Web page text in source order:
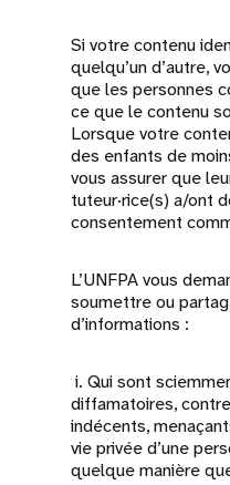
Si votre contenu
quelqu’un d’autre,
que les personnes
ce que le contenu
Lorsque votre
des enfants de
vous assurer que
tuteur·rice(s) a/ont
consentement
L’UNFPA vous
soumettre ou
d’informations :
i. Qui sont
diffamatoires,
indécents,
vie privée d’une
quelque manière